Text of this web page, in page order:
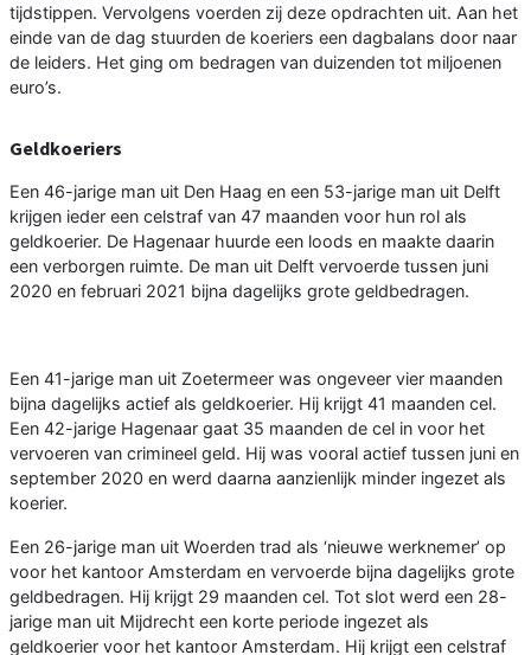
tijdstippen. Vervolgens voerden zij deze opdrachten uit. Aan het
einde van de dag stuurden de koeriers een dagbalans door naar
de leiders. Het ging om bedragen van duizenden tot miljoenen
euro’s.
Geldkoeriers
Een 46-jarige man uit Den Haag en een 53-jarige man uit Delft
krijgen ieder een celstraf van 47 maanden voor hun rol als
geldkoerier. De Hagenaar huurde een loods en maakte daarin
een verborgen ruimte. De man uit Delft vervoerde tussen juni
2020 en februari 2021 bijna dagelijks grote geldbedragen.
Een 41-jarige man uit Zoetermeer was ongeveer vier maanden
bijna dagelijks actief als geldkoerier. Hij krijgt 41 maanden cel.
Een 42-jarige Hagenaar gaat 35 maanden de cel in voor het
vervoeren van crimineel geld. Hij was vooral actief tussen juni en
september 2020 en werd daarna aanzienlijk minder ingezet als
koerier.
Een 26-jarige man uit Woerden trad als ‘nieuwe werknemer’ op
voor het kantoor Amsterdam en vervoerde bijna dagelijks grote
geldbedragen. Hij krijgt 29 maanden cel. Tot slot werd een 28-
jarige man uit Mijdrecht een korte periode ingezet als
geldkoerier voor het kantoor Amsterdam. Hij krijgt een celstraf